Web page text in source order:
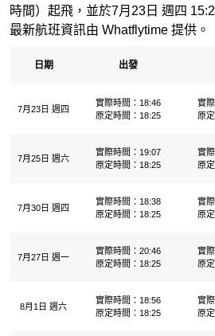
時間）起飛，並於7月23日 週四
最新航班資訊由 Whatflytime 提供。
日期 出發
7月23日 週四
實際時間：18:46
原定時間：18:25
實
原
7月25日 週六
實際時間：19:07
原定時間：18:25
實
原
7月30日 週四
實際時間：18:38
原定時間：18:25
實
原
7月27日 週一
實際時間：20:46
原定時間：18:25
實
原
8月1日 週六
實際時間：18:56
原定時間：18:25
實
原